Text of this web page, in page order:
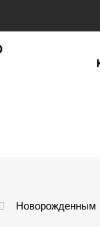
Новорожденным